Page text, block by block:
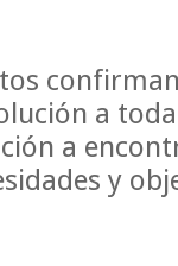
a
a
y